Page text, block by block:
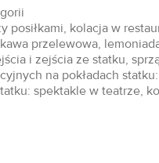
posiłkami, kolacja w
przelewowa,
i zejścia ze statku,
na pokładach
spektakle w teatrze,